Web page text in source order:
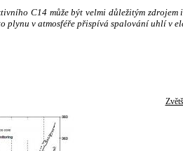
C14 může být velmi důležitým
plynu v atmosféře přispívá spalování uhlí v